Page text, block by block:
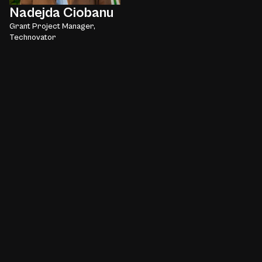
Nadejda Ciobanu
Grant Project Manager,
Technovator